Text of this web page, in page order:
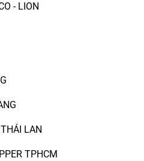
- LION
LAN
TPHCM